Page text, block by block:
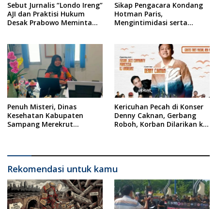
Sebut Jurnalis “Londo Ireng”
AJI dan Praktisi Hukum
Desak Prabowo Meminta
Sikap Pengacara Kondang
Hotman Paris,
Mengintimidasi serta
Sampang Angkat Bicara
Penuh Misteri, Dinas
Kesehatan Kabupaten
Sampang Merekrut
Kericuhan Pecah di Konser
Denny Caknan, Gerbang
Roboh, Korban Dilarikan ke
Rekomendasi untuk kamu